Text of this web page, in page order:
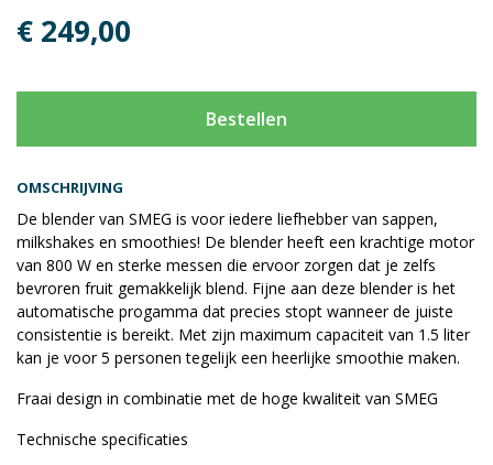
OMSCHRIJVING
De blender van SMEG is voor iedere liefhebber van sappen,
milkshakes en smoothies! De blender heeft een krachtige motor
van 800 W en sterke messen die ervoor zorgen dat je zelfs
bevroren fruit gemakkelijk blend. Fijne aan deze blender is het
automatische progamma dat precies stopt wanneer de juiste
consistentie is bereikt. Met zijn maximum capaciteit van 1.5 liter
kan je voor 5 personen tegelijk een heerlijke smoothie maken.
Fraai design in combinatie met de hoge kwaliteit van SMEG
Technische specificaties
€ 249,00
Bestellen